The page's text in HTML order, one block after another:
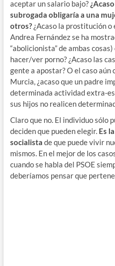
aceptar un salario bajo?
subrogada obligaría a una
otros? ¿Acaso la prostitución
Andrea Fernández se ha
“abolicionista” de ambas
hacer/ver porno? ¿Acaso las
gente a apostar? O el caso
Murcia, ¿acaso que un padre
determinada actividad extra-
sus hijos no realicen
Claro que no. El individuo sólo
deciden que pueden elegir. Es
socialista de que puede vivir
mismos. En el mejor de los
cuando se habla del PSOE
deberíamos pensar que